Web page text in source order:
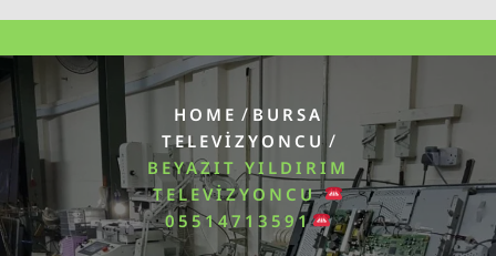
HOME / BURSA
TELEVIZYONCU /
BEYAZIT YILDIRIM
TELEVIZYONCU
05514713591